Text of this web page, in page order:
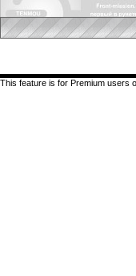
This feature is for Premium users